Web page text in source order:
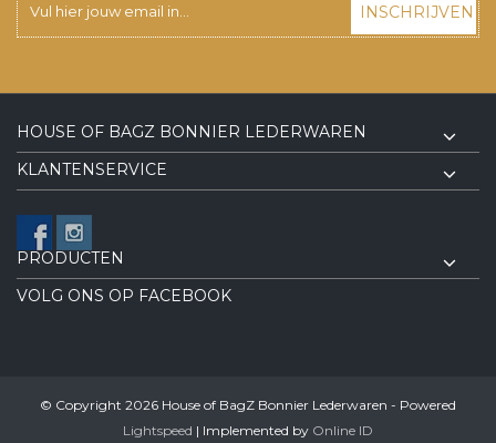
INSCHRIJVEN
HOUSE OF BAGZ BONNIER LEDERWAREN
KLANTENSERVICE
PRODUCTEN
VOLG ONS OP FACEBOOK
© Copyright 2026 House of BagZ Bonnier Lederwaren - Powered
Lightspeed | Implemented by Online ID